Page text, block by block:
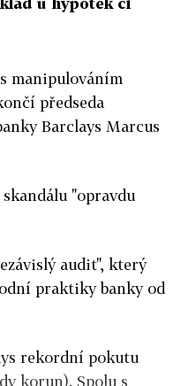
manipulováním
předseda
Barclays Marcus
"opravdu
audit", který
praktiky banky od
rekordní pokutu
korun). Spolu s